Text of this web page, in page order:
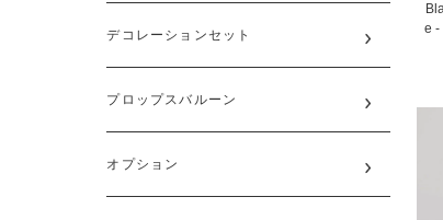
e -
デコレーションセット
プロップスバルーン
オプション